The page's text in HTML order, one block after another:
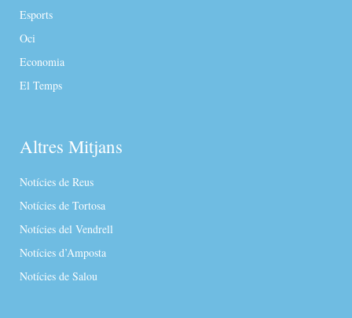
Esports
Oci
Economia
El Temps
Altres Mitjans
Notícies de Reus
Notícies de Tortosa
Notícies del Vendrell
Notícies d’Amposta
Notícies de Salou